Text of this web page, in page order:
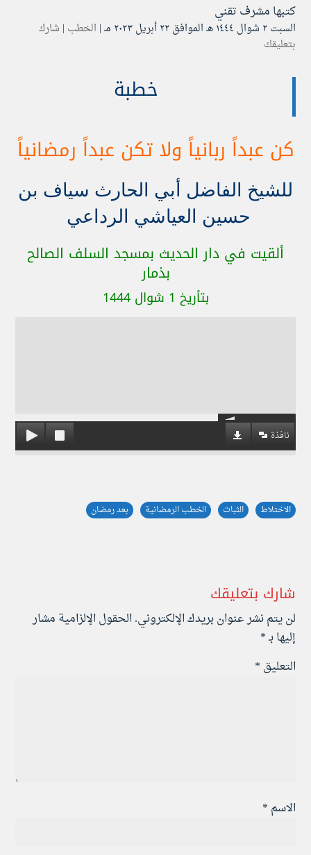
كتبها مشرف تقني
السبت ۲ شوال ۱٤٤٤ هـ الموافق ۲۲ أبريل ۲۰۲۳ مـ | الخطب | شارك
بتعليقك
خطبة
كن عبداً ربانياً ولا تكن عبداً رمضانياً
للشيخ الفاضل أبي الحارث سياف بن
حسين العياشي الرداعي
ألقيت في دار الحديث بمسجد السلف الصالح
بذمار
بتأريخ 1 شوال 1444
نافذة
الاختلاط الثبات الخطب الرمضانية بعد رمضان
شارك بتعليقك
لن يتم نشر عنوان بريدك الإلكتروني.الحقول الإلزامية مشار
إليها بـ*
التعليق *
الاسم *